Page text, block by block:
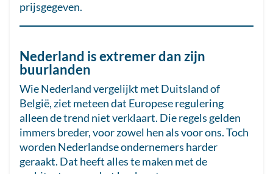
prijsgegeven.
Nederland is extremer dan zijn
buurlanden
Wie Nederland vergelijkt met Duitsland of
België, ziet meteen dat Europese regulering
alleen de trend niet verklaart. Die regels gelden
immers breder, voor zowel hen als voor ons. Toch
worden Nederlandse ondernemers harder
geraakt. Dat heeft alles te maken met de